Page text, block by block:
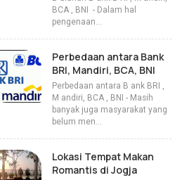
BCA , BNI - Dalam hal
pengenaan…
Perbedaan antara Bank
BRI, Mandiri, BCA, BNI
Perbedaan antara B ank BRI ,
M andiri, BCA , BNI - Masih
banyak juga masyarakat yang
belum men…
Lokasi Tempat Makan
Romantis di Jogja